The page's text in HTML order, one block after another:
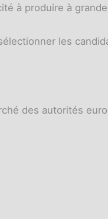
à produire à
les
des autorités